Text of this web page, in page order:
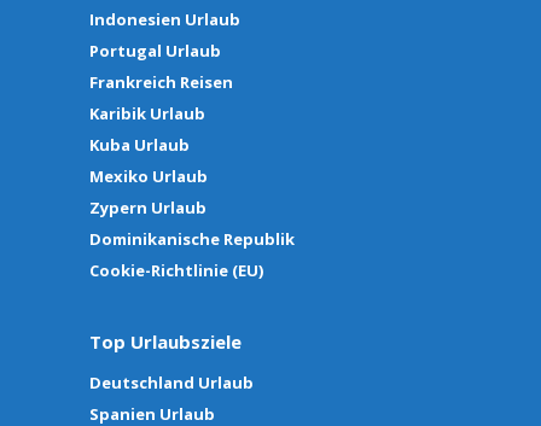
Indonesien Urlaub
Portugal Urlaub
Frankreich Reisen
Karibik Urlaub
Kuba Urlaub
Mexiko Urlaub
Zypern Urlaub
Dominikanische Republik
Cookie-Richtlinie (EU)
Top Urlaubsziele
Deutschland Urlaub
Spanien Urlaub